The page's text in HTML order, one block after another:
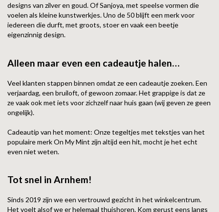
designs van zilver en goud. Of Sanjoya, met speelse vormen die
voelen als kleine kunstwerkjes. Uno de 50 blijft een merk voor
iedereen die durft, met groots, stoer en vaak een beetje
eigenzinnig design.
Alleen maar even een cadeautje halen…
Veel klanten stappen binnen omdat ze een cadeautje zoeken. Een
verjaardag, een bruiloft, of gewoon zomaar. Het grappige is dat ze
ze vaak ook met iets voor zichzelf naar huis gaan (wij geven ze geen
ongelijk).
Cadeautip van het moment: Onze tegeltjes met tekstjes van het
populaire merk On My Mint zijn altijd een hit, mocht je het echt
even niet weten.
Tot snel in Arnhem!
Sinds 2019 zijn we een vertrouwd gezicht in het winkelcentrum.
Het voelt alsof we er helemaal thuishoren. Kom gerust eens langs